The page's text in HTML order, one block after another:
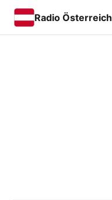
Radio Österreich